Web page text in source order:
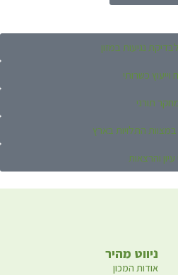
נגיעות במזון
וייעוץ כשרותי
תורני
במצוות התלויות בארץ
עיון והרצאות
ניווט מהיר
אודות המכון